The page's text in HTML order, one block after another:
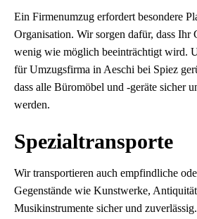
Ein Firmenumzug erfordert besondere
Organisation. Wir sorgen dafür, dass Ihr
wenig wie möglich beeinträchtigt wird.
für Umzugsfirma in Aeschi bei Spiez
dass alle Büromöbel und -geräte sicher
werden.
Spezialtransporte
Wir transportieren auch empfindliche
Gegenstände wie Kunstwerke,
Musikinstrumente sicher und